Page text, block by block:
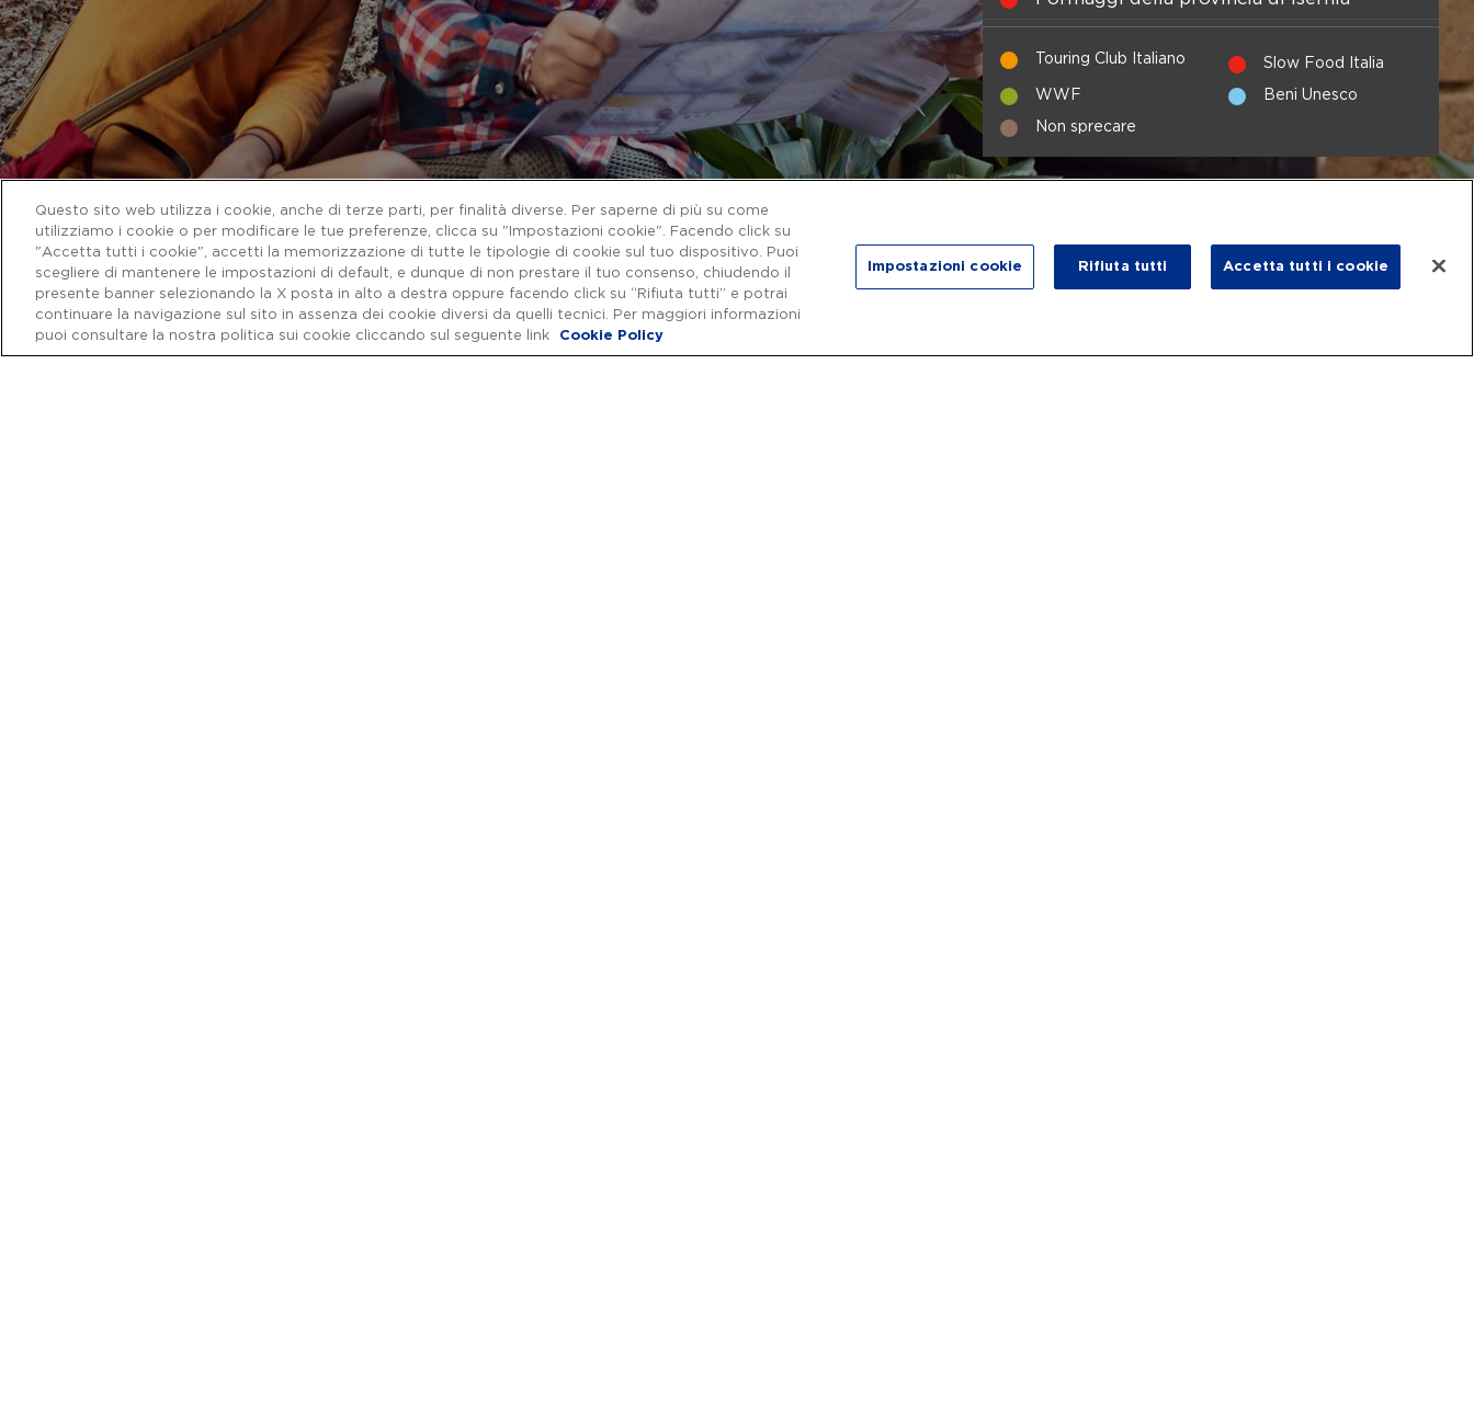
I grandi vini del piccolo Molise
La via dei tratturi in Molise
Le Mainarde. Tra montagna e storia
ciaspolata nei boschi degli abeti
bianchi
Touring Club Italiano Slow Food Italia
WWF Beni Unesco
Non sprecare
Ascolta le esperienze Wonders
Questo sito web utilizza i cookie, anche di terze parti, per finalità diverse. Per saperne di più su come
utilizziamo i cookie o per modificare le tue preferenze, clicca su "Impostazioni cookie". Facendo click su
"Accetta tutti i cookie", accetti la memorizzazione di tutte le tipologie di cookie sul tuo dispositivo. Puoi
scegliere di mantenere le impostazioni di default, e dunque di non prestare il tuo consenso, chiudendo il
presente banner selezionando la X posta in alto a destra oppure facendo click su “Rifiuta tutti” e potrai
continuare la navigazione sul sito in assenza dei cookie diversi da quelli tecnici. Per maggiori informazioni
puoi consultare la nostra politica sui cookie cliccando sul seguente link
Cookie Policy
Impostazioni cookie Rifiuta tutti Accetta tutti i cookie